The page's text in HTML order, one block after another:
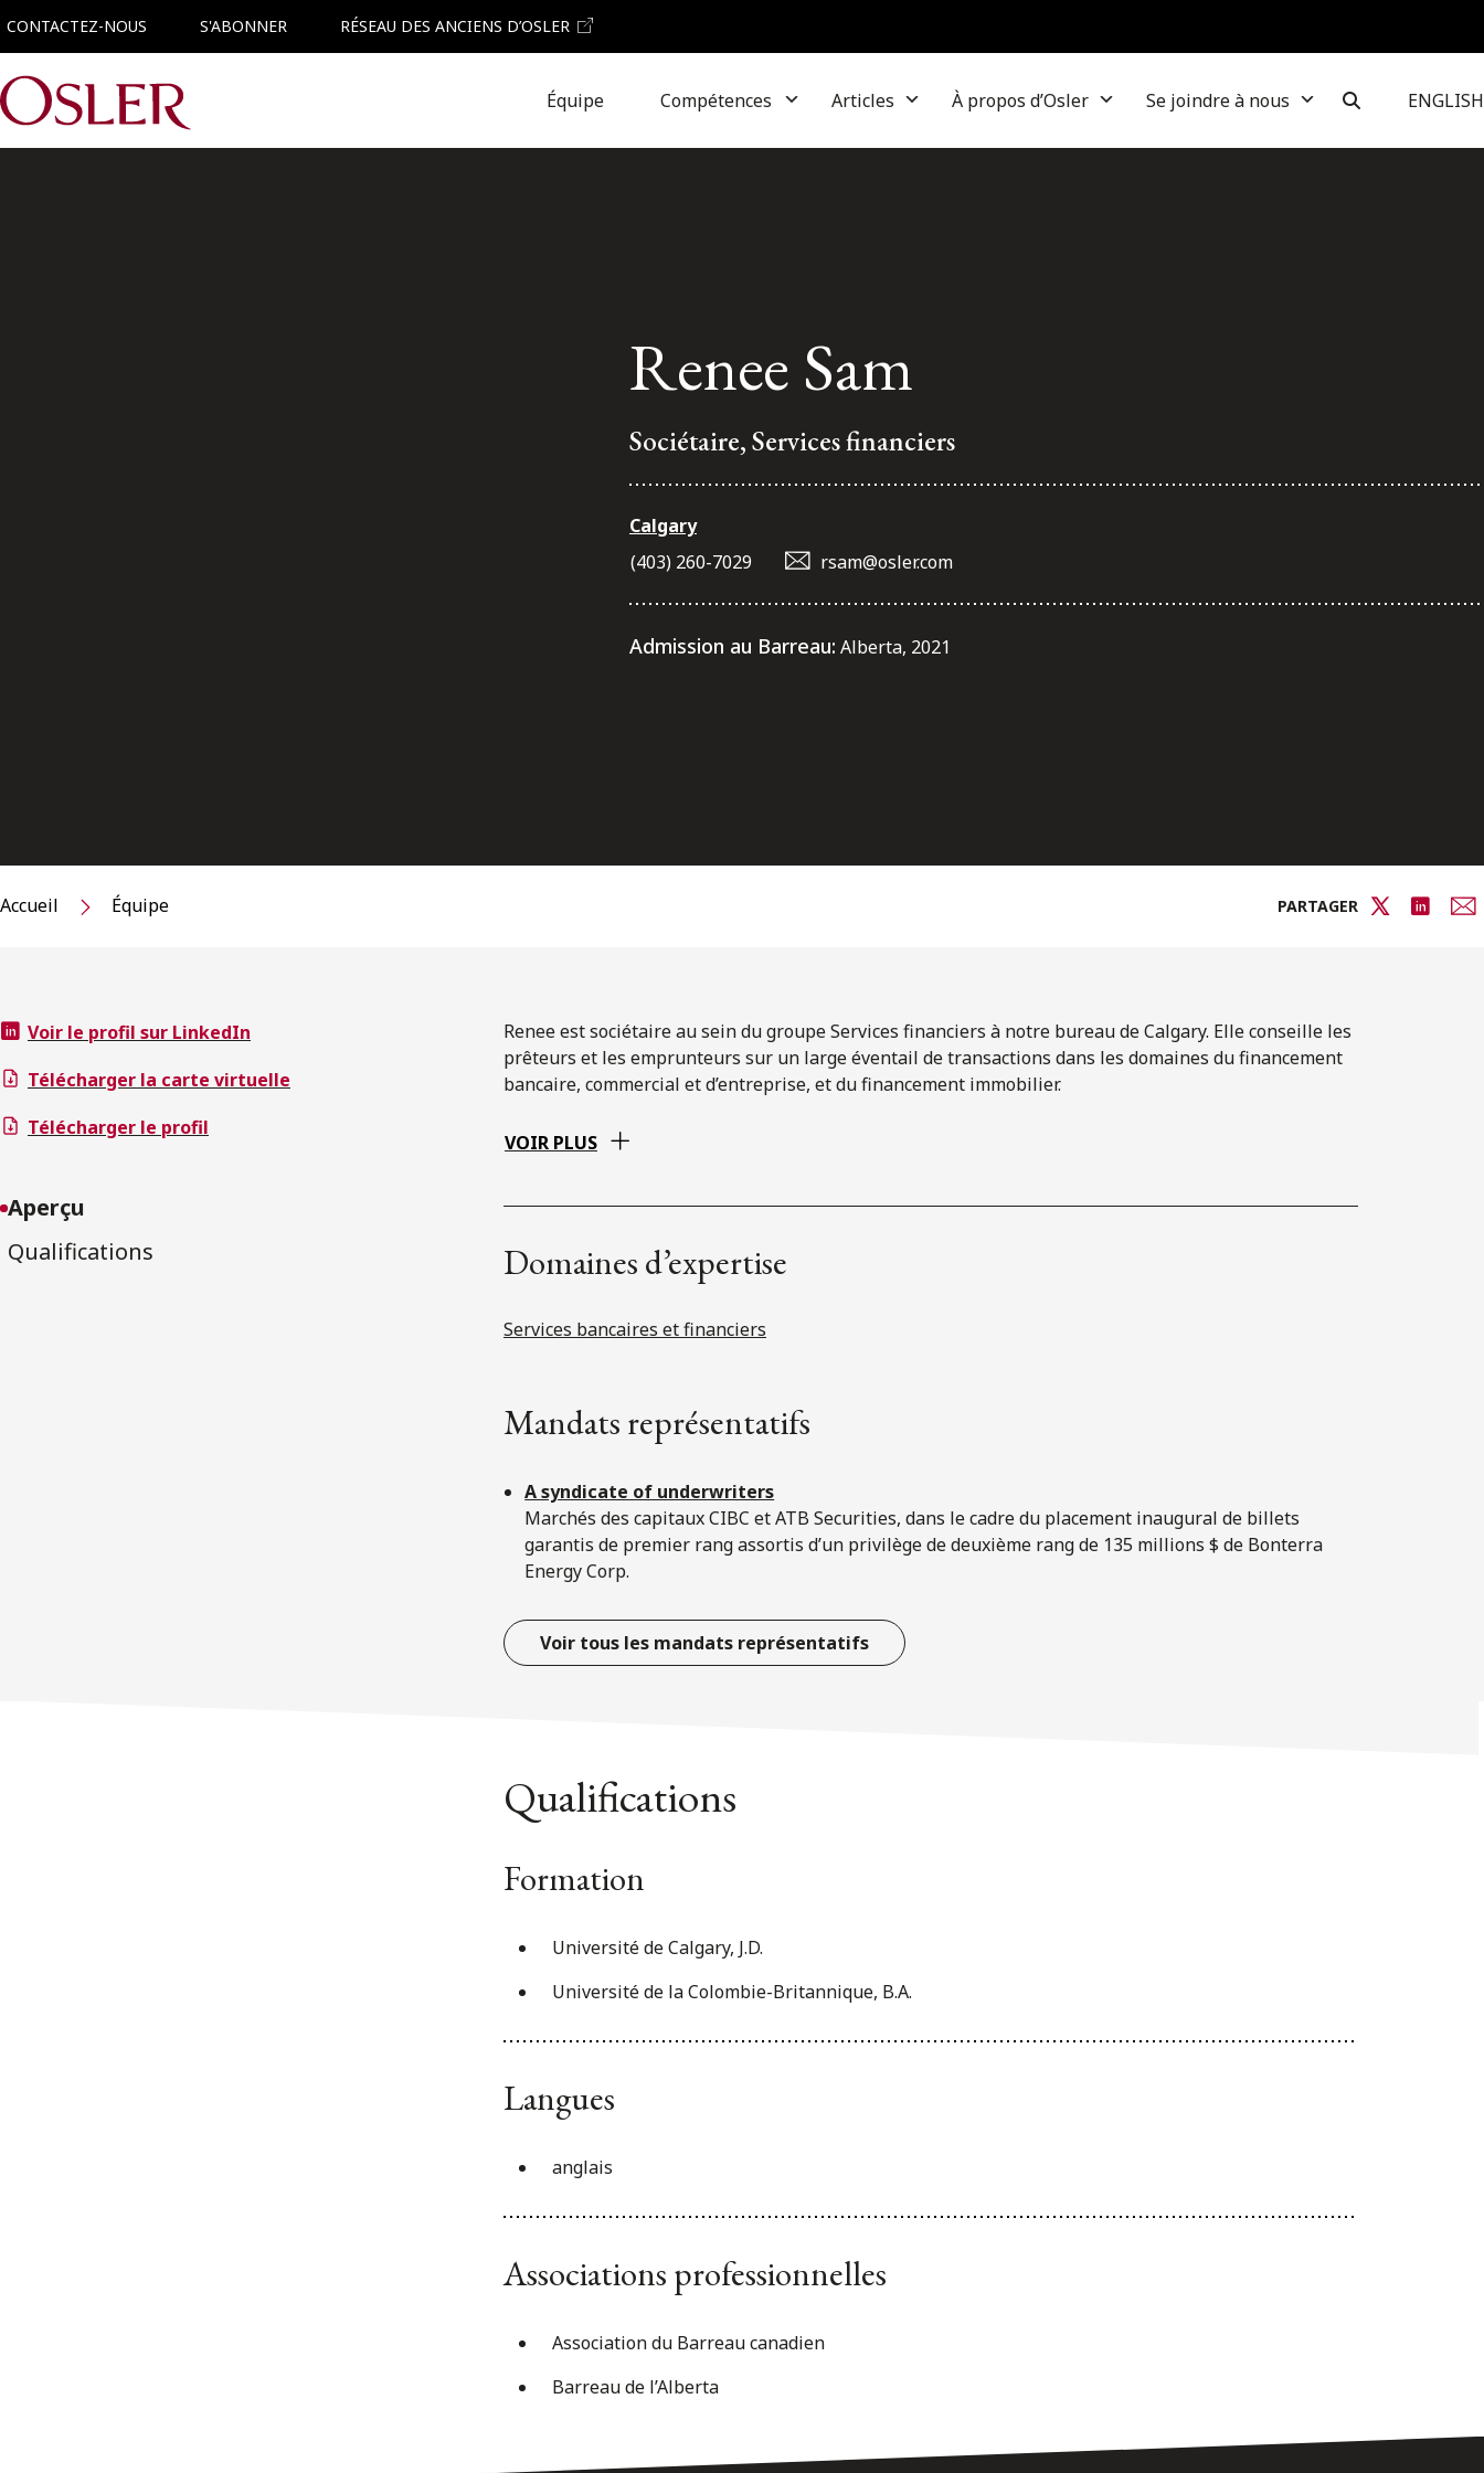
CONTACTEZ-NOUS S'ABONNER RÉSEAU DES ANCIENS D’OSLER
Main Navigation Équipe Compétences Articles À propos d’Osler Se joindre à nous ENGLISH
Renee Sam
Sociétaire, Services financiers
Calgary
(403) 260-7029
rsam@osler.com
Admission au Barreau: Alberta, 2021
Accueil Équipe PARTAGER
Voir le profil sur LinkedIn
Télécharger la carte virtuelle
Télécharger le profil
Aperçu
Qualifications
Renee est sociétaire au sein du groupe Services financiers à notre bureau de Calgary. Elle conseille les
prêteurs et les emprunteurs sur un large éventail de transactions dans les domaines du financement
bancaire, commercial et d’entreprise, et du financement immobilier.
VOIR PLUS
Domaines d’expertise
Services bancaires et financiers
Mandats représentatifs
A syndicate of underwriters
Marchés des capitaux CIBC et ATB Securities, dans le cadre du placement inaugural de billets
garantis de premier rang assortis d’un privilège de deuxième rang de 135 millions $ de Bonterra
Energy Corp.
Voir tous les mandats représentatifs
Qualifications
Formation
Université de Calgary, J.D.
Université de la Colombie-Britannique, B.A.
Langues
anglais
Associations professionnelles
Association du Barreau canadien
Barreau de l’Alberta